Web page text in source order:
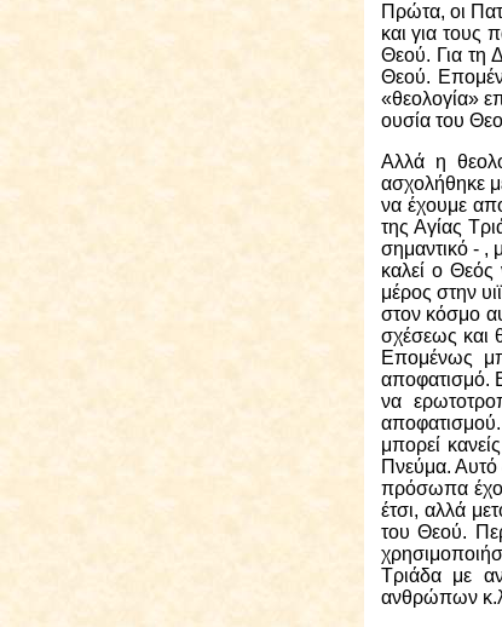
Πρώτα, οι
και για τους
Θεού. Για τη
Θεού.
«θεολογία»
ουσία του
Αλλά η
ασχολήθηκε
να έχουμε
της Αγίας
σημαντικό -
καλεί ο
μέρος στην
στον κόσμο
σχέσεως και
Επομένως
αποφατισμό.
να
μπορεί
Πνεύμα. Αυτό
πρόσωπα
έτσι, αλλά
του Θεού.
Τριάδα με
ανθρώπων